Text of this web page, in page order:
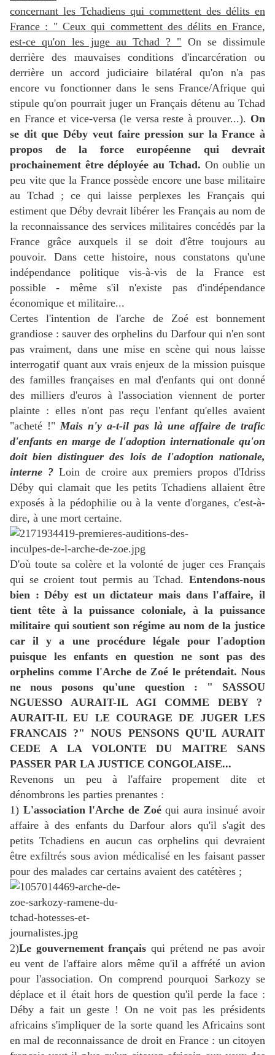
concernant les Tchadiens qui commettent des délits en
France : " Ceux qui commettent des délits en France,
est-ce qu'on les juge au Tchad ? " On se dissimule
derrière des mauvaises conditions d'incarcération ou
derrière un accord judiciaire bilatéral qu'on n'a pas
encore vu fonctionner dans le sens France/Afrique qui
stipule qu'on pourrait juger un Français détenu au Tchad
en France et vice-versa (le versa reste à prouver...). On
se dit que Déby veut faire pression sur la France à
propos de la force européenne qui devrait
prochainement être déployée au Tchad. On oublie un
peu vite que la France possède encore une base militaire
au Tchad ; ce qui laisse perplexes les Français qui
estiment que Déby devrait libérer les Français au nom de
la reconnaissance des services militaires concédés par la
France grâce auxquels il se doit d'être toujours au
pouvoir. Dans cette histoire, nous constatons qu'une
indépendance politique vis-à-vis de la France est
possible - même s'il n'existe pas d'indépendance
économique et militaire...
Certes l'intention de l'arche de Zoé est bonnement
grandiose : sauver des orphelins du Darfour qui n'en sont
pas vraiment, dans une mise en scène qui nous laisse
interrogatif quant aux vrais enjeux de la mission puisque
des familles françaises en mal d'enfants qui ont donné
des milliers d'euros à l'association viennent de porter
plainte : elles n'ont pas reçu l'enfant qu'elles avaient
"acheté !" Mais n'y a-t-il pas là une affaire de trafic
d'enfants en marge de l'adoption internationale qu'on
doit bien distinguer des lois de l'adoption nationale,
interne ?Loin de croire aux premiers propos d'Idriss
Déby qui clamait que les petits Tchadiens allaient être
exposés à la pédophilie ou à la vente d'organes, c'est-à-
dire, à une mort certaine.
D'où toute sa colère et la volonté de juger ces Français
qui se croient tout permis au Tchad. Entendons-nous
bien : Déby est un dictateur mais dans l'affaire, il
tient tête à la puissance coloniale, à la puissance
militaire qui soutient son régime au nom de la justice
car il y a une procédure légale pour l'adoption
puisque les enfants en question ne sont pas des
orphelins comme l'Arche de Zoé le prétendait. Nous
ne nous posons qu'une question : " SASSOU
NGUESSO AURAIT-IL AGI COMME DEBY ?
AURAIT-IL EU LE COURAGE DE JUGER LES
FRANCAIS ?" NOUS PENSONS QU'IL AURAIT
CEDE A LA VOLONTE DU MAITRE SANS
PASSER PAR LA JUSTICE CONGOLAISE...
Revenons un peu à l'affaire propement dite et
dénombrons les parties prenantes :
1) L'association l'Arche de Zoéqui aura insinué avoir
affaire à des enfants du Darfour alors qu'il s'agit des
petits Tchadiens en aucun cas orphelins qui devraient
être exfiltrés sous avion médicalisé en les faisant passer
pour des malades car certains avaient des catétères ;
2)Le gouvernement français qui prétend ne pas avoir
eu vent de l'affaire alors même qu'il a affrété un avion
pour l'association. On comprend pourquoi Sarkozy se
déplace et il était hors de question qu'il perde la face :
Déby a fait un geste ! On ne voit pas les présidents
africains s'impliquer de la sorte quand les Africains sont
en mal de reconnaissance de droit en France : un citoyen